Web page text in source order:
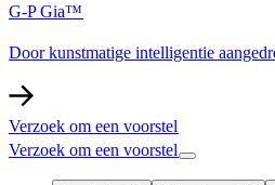
G-P Gia™​​
Door kunstmatige intelligentie
Verzoek om een voorstel​​
Verzoek om een voorstel​​